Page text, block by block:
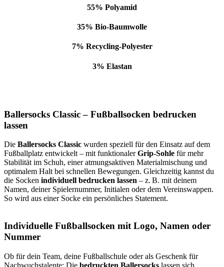
55% Polyamid
35% Bio-Baumwolle
7% Recycling-Polyester
3% Elastan
Ballersocks Classic – Fußballsocken bedrucken
lassen
Die Ballersocks Classic wurden speziell für den Einsatz auf dem
Fußballplatz entwickelt – mit funktionalerGrip-Sohle für mehr
Stabilität im Schuh, einer atmungsaktiven Materialmischung und
optimalem Halt bei schnellen Bewegungen. Gleichzeitig kannst du
die Socken individuell bedrucken lassen – z. B. mit deinem
Namen, deiner Spielernummer, Initialen oder dem Vereinswappen.
So wird aus einer Socke ein persönliches Statement.
Individuelle Fußballsocken mit Logo, Namen oder
Nummer
Ob für dein Team, deine Fußballschule oder als Geschenk für
Nachwuchstalente: Die bedruckten Ballersocks lassen sich